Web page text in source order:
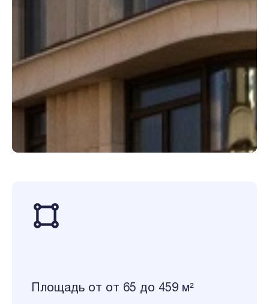
Площадь от от 65 до 459 м²